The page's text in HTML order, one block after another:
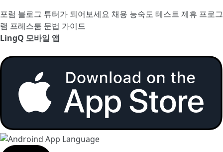
포럼 블로그 튜터가 되어보세요 채용 능숙도 테스트 제휴 프로그
램 프레스룸 문법 가이드
LingQ 모바일 앱